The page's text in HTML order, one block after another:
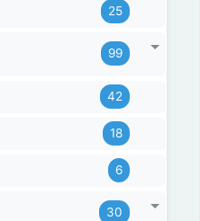
25
99
42
18
6
30